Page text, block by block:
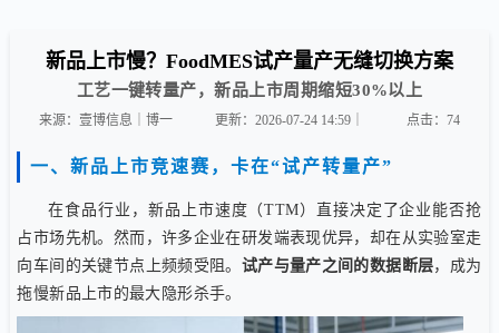
新品上市慢？FoodMES试产量产无缝切换方案
工艺一键转量产，新品上市周期缩短30%以上
来源：壹博信息｜博一 更新：2026-07-24 14:59｜ 点击：74
一、新品上市竞速赛，卡在“试产转量产”
在食品行业，新品上市速度（TTM）直接决定了企业能否抢
占市场先机。然而，许多企业在研发端表现优异，却在从实验室走
向车间的关键节点上频频受阻。 试产与量产之间的数据断层，成为
拖慢新品上市的最大隐形杀手。